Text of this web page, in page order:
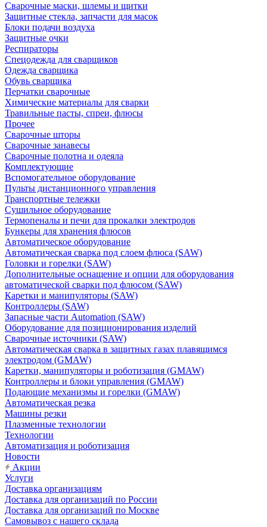
Сварочные маски, шлемы и щитки
Защитные стекла, запчасти для масок
Блоки подачи воздуха
Защитные очки
Респираторы
Спецодежда для сварщиков
Одежда сварщика
Обувь сварщика
Перчатки сварочные
Химические материалы для сварки
Травильные пасты, спреи, флюсы
Прочее
Сварочные шторы
Сварочные занавесы
Сварочные полотна и одеяла
Комплектующие
Вспомогательное оборудование
Пульты дистанционного управления
Транспортные тележки
Сушильное оборудование
Термопеналы и печи для прокалки электродов
Бункеры для хранения флюсов
Автоматическое оборудование
Автоматическая сварка под слоем флюса (SAW)
Головки и горелки (SAW)
Дополнительные оснащение и опции для оборудования
автоматической сварки под флюсом (SAW)
Каретки и манипуляторы (SAW)
Контроллеры (SAW)
Запасные части Automation (SAW)
Оборудование для позиционирования изделий
Сварочные источники (SAW)
Автоматическая сварка в защитных газах плавящимся
электродом (GMAW)
Каретки, манипуляторы и роботизация (GMAW)
Контроллеры и блоки управления (GMAW)
Подающие механизмы и горелки (GMAW)
Автоматическая резка
Машины резки
Плазменные технологии
Технологии
Автоматизация и роботизация
Новости
Акции
Услуги
Доставка организациям
Доставка для организаций по России
Доставка для организаций по Москве
Самовывоз с нашего склада